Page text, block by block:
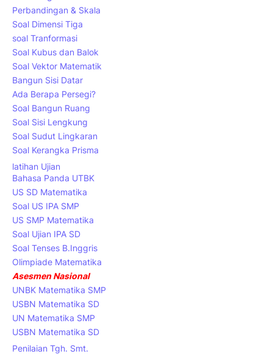
Perbandingan & Skala
Soal Dimensi Tiga
soal Tranformasi
Soal Kubus dan Balok
Soal Vektor Matematik
Bangun Sisi Datar
Ada Berapa Persegi?
Soal Bangun Ruang
Soal Sisi Lengkung
Soal Sudut Lingkaran
Soal Kerangka Prisma
latihan Ujian
Bahasa Panda UTBK
US SD Matematika
Soal US IPA SMP
US SMP Matematika
Soal Ujian IPA SD
Soal Tenses B.Inggris
Olimpiade Matematika
Asesmen Nasional
UNBK Matematika SMP
USBN Matematika SD
UN Matematika SMP
USBN Matematika SD
Penilaian Tgh. Smt.